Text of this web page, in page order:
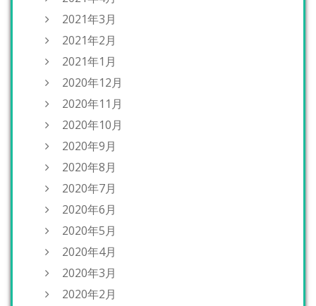
2021年3月
2021年2月
2021年1月
2020年12月
2020年11月
2020年10月
2020年9月
2020年8月
2020年7月
2020年6月
2020年5月
2020年4月
2020年3月
2020年2月